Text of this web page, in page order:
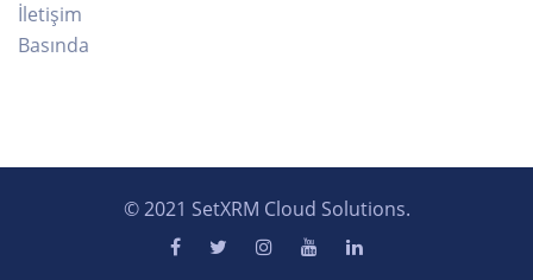
İletişim
Basında
© 2021 SetXRM Cloud Solutions.